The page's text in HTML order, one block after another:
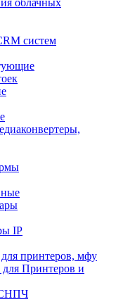
облачных
систем
IP
принтеров, мфу
Принтеров и
СНПЧ